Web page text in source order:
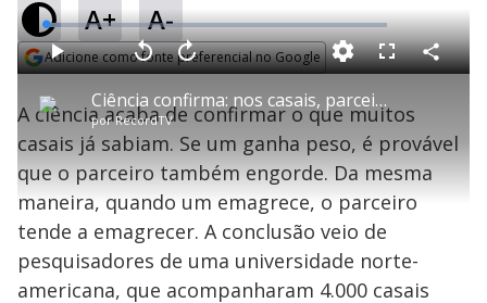
A+ A-
Adicione como fonte preferencial no Google
Opens in new window P
l
a
Ciência confirma: nos casais, parceiros engordam ou emagrecem juntos
porRecordTV
P V
t
a
r
0
e
g
n
d
s
A
a
n
ç
a
r
1
s
e
u
n
o
s
L
o
a
d
e
4
.
3
4
%
F
s
c
e
n
C
o
i
l
a
A ciência acaba de confirmar o que muitos
casais já sabiam. Se um ganha peso, é provável
que o parceiro também engorde. Da mesma
maneira, quando um emagrece, o parceiro
tende a emagrecer. A conclusão veio de
pesquisadores de uma universidade norte-
americana, que acompanharam 4.000 casais